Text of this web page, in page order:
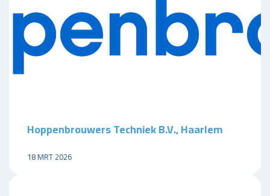
Hoppenbrouwers Techniek B.V., Haarlem
18 MRT 2026